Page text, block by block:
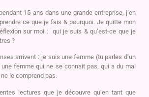
15 ans dans une grande entreprise, j’en
ce que je fais & pourquoi. Je quitte mon
sur moi : qui je suis & qu’est-ce que je
?
arrivent : je suis une femme (tu parles d’un
femme qui ne se connait pas, qui a du mal
le comprend pas.
lectures que je découvre qu’en tant que